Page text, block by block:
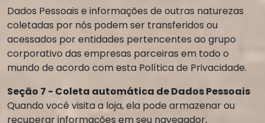
Dados Pessoais e informações de outras naturezas
coletadas por nós podem ser transferidos ou
acessados por entidades pertencentes ao grupo
corporativo das empresas parceiras em todo o
mundo de acordo com esta Política de Privacidade.
Seção 7 - Coleta automática de Dados Pessoais
Quando você visita a loja, ela pode armazenar ou
recuperar informações em seu navegador,